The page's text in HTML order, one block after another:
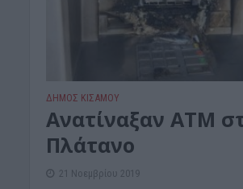
ΔΉΜΟΣ ΚΙΣΆΜΟΥ
Ανατίναξαν ATM
Πλάτανο
21 Νοεμβρίου 2019